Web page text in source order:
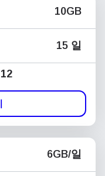
10GB
15 일
12
6GB/일